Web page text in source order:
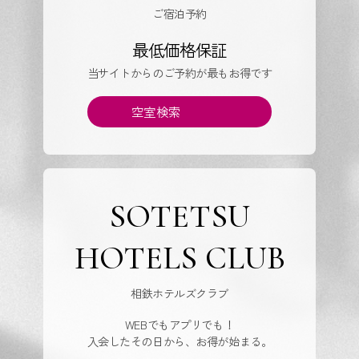
ご宿泊予約
最低価格保証
当サイトからのご予約が最もお得です
空室検索
SOTETSU
HOTELS CLUB
相鉄ホテルズクラブ
WEBでもアプリでも！
入会したその日から、お得が始まる。